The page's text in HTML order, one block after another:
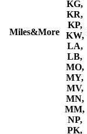
Miles&More
KG,
KR,
KP,
KW,
LA,
LB,
MO,
MY,
MV,
MN,
MM,
NP,
PK,